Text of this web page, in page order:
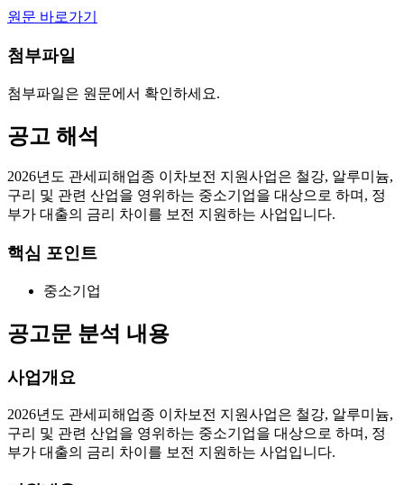
원문 바로가기
첨부파일
첨부파일은 원문에서 확인하세요.
공고 해석
2026년도 관세피해업종 이차보전 지원사업은 철강, 알루미늄,
구리 및 관련 산업을 영위하는 중소기업을 대상으로 하며, 정
부가 대출의 금리 차이를 보전 지원하는 사업입니다.
핵심 포인트
중소기업
공고문 분석 내용
사업개요
2026년도 관세피해업종 이차보전 지원사업은 철강, 알루미늄,
구리 및 관련 산업을 영위하는 중소기업을 대상으로 하며, 정
부가 대출의 금리 차이를 보전 지원하는 사업입니다.